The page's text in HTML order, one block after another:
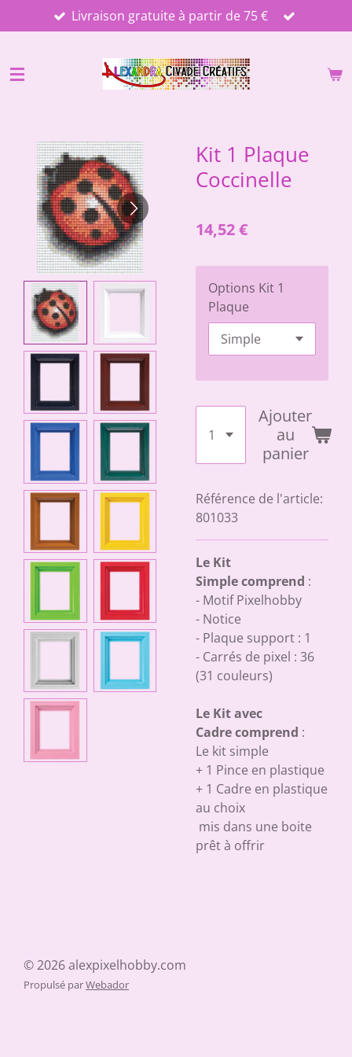
au
principal
Livraison gratuite à partir de 75 €
Kit 1 Plaque
Coccinelle
14,52 €
Options Kit 1
Plaque
Ajouter
au
panier
Référence de l'article:
801033
Le Kit
Simple comprend :
- Motif Pixelhobby
- Notice
- Plaque support : 1
- Carrés de pixel : 36
(31 couleurs)
Le Kit avec
Cadre comprend :
Le kit simple
+ 1 Pince en plastique
+ 1 Cadre en plastique
au choix
mis dans une boite
prêt à offrir
© 2026 alexpixelhobby.com
Propulsé parWebador